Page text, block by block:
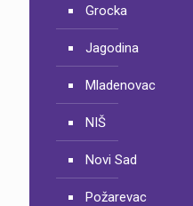
Grocka
Jagodina
Mladenovac
NIŠ
Novi Sad
Požarevac